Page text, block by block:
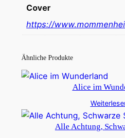
Cover
https://
Ähnliche Produkte
Alice im
Alle Achtung,